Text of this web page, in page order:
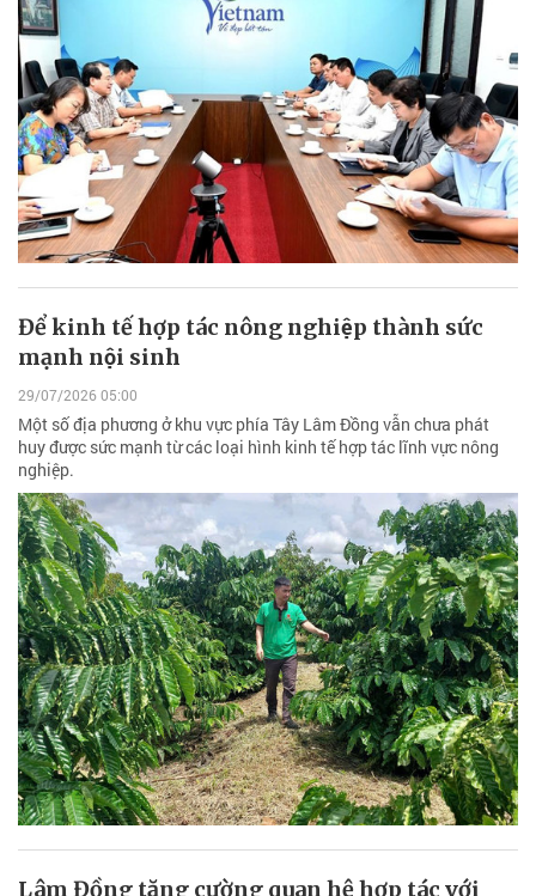
Để kinh tế hợp tác nông nghiệp thành sức
mạnh nội sinh
29/07/2026 05:00
Một số địa phương ở khu vực phía Tây Lâm Đồng vẫn chưa phát
huy được sức mạnh từ các loại hình kinh tế hợp tác lĩnh vực nông
nghiệp.
Lâm Đồng tăng cường quan hệ hợp tác với